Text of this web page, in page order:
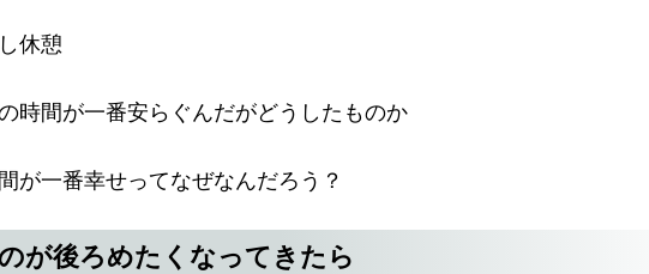
休憩
時間が一番安らぐんだがどうしたものか
が一番幸せってなぜなんだろう？
が後ろめたくなってきたら